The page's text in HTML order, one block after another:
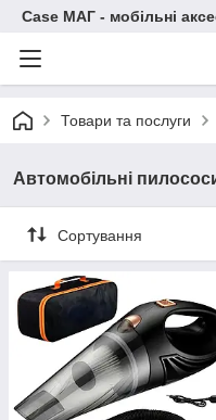
Case МАГ - мобільні
Товари та послуги
Автомобільні
Сортування